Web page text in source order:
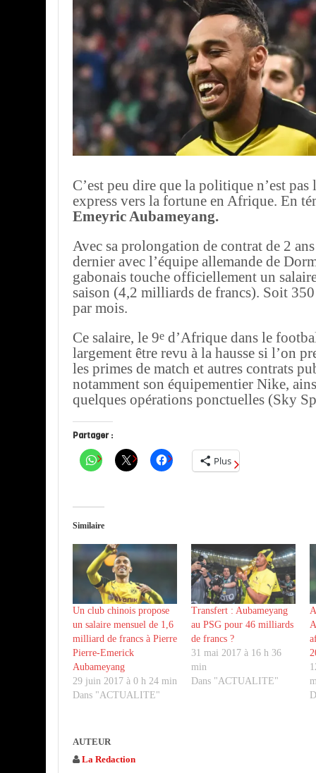
C’est peu dire que la politique n’est
express vers la fortune en Afrique. En
Emeyric Aubameyang.
Avec sa prolongation de contrat de 2
dernier avec l’équipe allemande de
gabonais touche officiellement un
saison (4,2 milliards de francs). Soit
par mois.
Ce salaire, le 9e d’Afrique dans le
largement être revu à la hausse si l’on
les primes de match et autres contrats
notamment son équipementier Nike,
quelques opérations ponctuelles (Sky
Partager :
Plus
Similaire
Un club chinois propose
un salaire mensuel de 1,6
milliard de francs à Pierre
Pierre-Emerick
Aubameyang
29 juin 2017 à 0 h 24 min
Dans "ACTUALITE"
Transfert : Aubameyang
au PSG pour 46 milliards
de francs ?
31 mai 2017 à 16 h 36
min
Dans "ACTUALITE"
AUTEUR
La Redaction